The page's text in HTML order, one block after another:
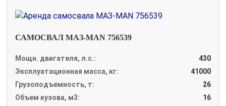
САМОСВАЛ МАЗ-MAN 756539
Мощн. двигателя, л.с.:
430
Эксплуатационная масса, кг:
41000
Грузоподъемность, т:
26
Объем кузова, м3:
16